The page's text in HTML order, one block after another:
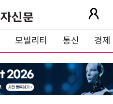
모빌리티 통신 경제